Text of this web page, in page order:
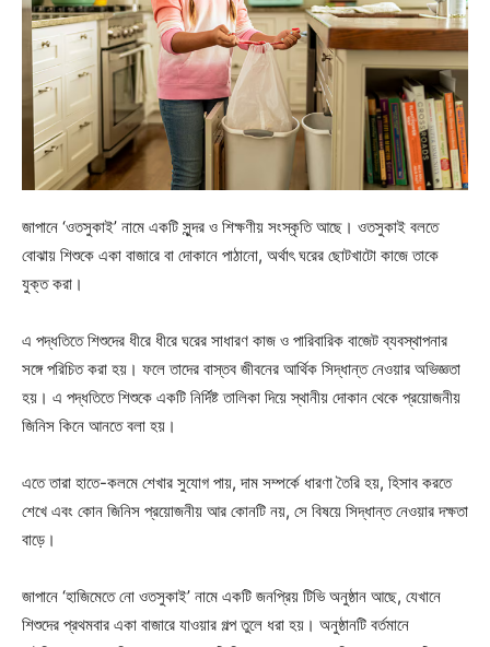
জাপানে ‘ওতসুকাই’ নামে একটি সুন্দর ও শিক্ষণীয় সংস্কৃতি আছে। ওতসুকাই বলতে
বোঝায় শিশুকে একা বাজারে বা দোকানে পাঠানো, অর্থাৎ ঘরের ছোটখাটো কাজে তাকে
যুক্ত করা।
এ পদ্ধতিতে শিশুদের ধীরে ধীরে ঘরের সাধারণ কাজ ও পারিবারিক বাজেট ব্যবস্থাপনার
সঙ্গে পরিচিত করা হয়। ফলে তাদের বাস্তব জীবনের আর্থিক সিদ্ধান্ত নেওয়ার অভিজ্ঞতা
হয়। এ পদ্ধতিতে শিশুকে একটি নির্দিষ্ট তালিকা দিয়ে স্থানীয় দোকান থেকে প্রয়োজনীয়
জিনিস কিনে আনতে বলা হয়।
এতে তারা হাতে-কলমে শেখার সুযোগ পায়, দাম সম্পর্কে ধারণা তৈরি হয়, হিসাব করতে
শেখে এবং কোন জিনিস প্রয়োজনীয় আর কোনটি নয়, সে বিষয়ে সিদ্ধান্ত নেওয়ার দক্ষতা
বাড়ে।
জাপানে ‘হাজিমেতে নো ওতসুকাই’ নামে একটি জনপ্রিয় টিভি অনুষ্ঠান আছে, যেখানে
শিশুদের প্রথমবার একা বাজারে যাওয়ার গল্প তুলে ধরা হয়। অনুষ্ঠানটি বর্তমানে